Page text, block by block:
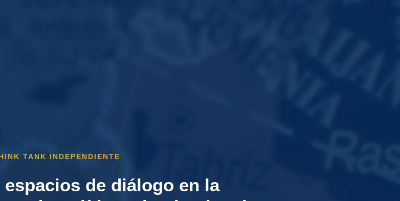
TANK INDEPENDIENTE
de diálogo en la